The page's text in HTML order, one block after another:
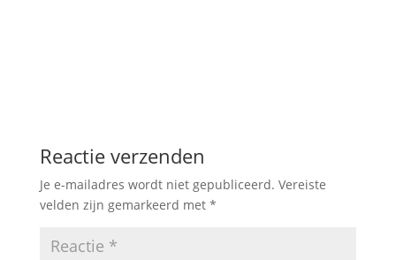
Reactie verzenden
Je e-mailadres wordt niet gepubliceerd. Vereiste
velden zijn gemarkeerd met *